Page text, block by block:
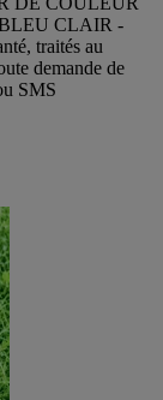
CLAIR -
traités au
demande de
SMS